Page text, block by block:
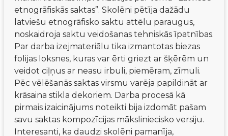
etnogrāfiskās saktas”. Skolēni pētīja dažādu
latviešu etnogrāfisko saktu attēlu paraugus,
noskaidroja saktu veidošanas tehniskās īpatnības.
Par darba izejmateriālu tika izmantotas biezas
folijas loksnes, kuras var ērti griezt ar šķērēm un
veidot ciļņus ar neasu irbuli, piemēram, zīmuli.
Pēc vēlēšanās saktas virsmu varēja papildināt ar
krāsaina stikla dekoriem. Darba procesā kā
pirmais izaicinājums noteikti bija izdomāt pašam
savu saktas kompozīcijas māksliniecisko versiju.
Interesanti, ka daudzi skolēni pamanīja,